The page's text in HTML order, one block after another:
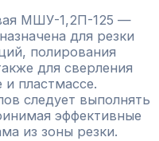
МШУ-1,2П-125 —
для резки
полирования
для сверления
пластмассе.
следует выполнять
эффективные
из зоны резки.